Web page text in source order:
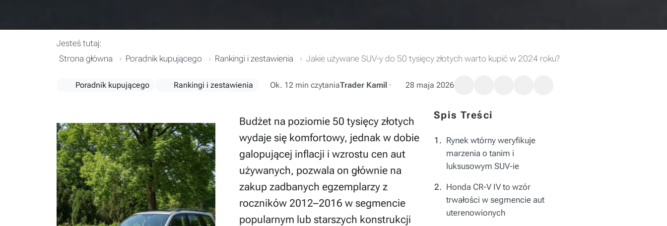
Jesteś tutaj:
Strona główna
Poradnik kupującego Rankingi i zestawienia Jakie używane SUV-y do 50 tysięcy złotych warto kupić w 2024 roku?
Poradnik kupującego Rankingi i zestawienia Ok. 12 min czytaniaTrader Kamil · 28 maja 2026
Spis Treści
Rynek wtórny weryfikuje
marzenia o tanim i
luksusowym SUV-ie
Honda CR-V IV to wzór
trwałości w segmencie aut
uterenowionych
Budżet na poziomie 50 tysięcy złotych
wydaje się komfortowy, jednak w dobie
galopującej inflacji i wzrostu cen aut
używanych, pozwala on głównie na
zakup zadbanych egzemplarzy z
roczników 2012–2016 w segmencie
popularnym lub starszych konstrukcji